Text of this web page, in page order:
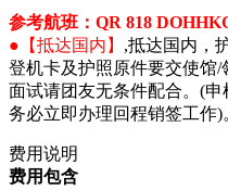
参考航班：QR 818
●【抵达国内】 ,抵达国内，
登机卡及护照原件要交使馆
面试请团友无条件配合。(
务必立即办理回程销签工作)
费用说明
费用包含